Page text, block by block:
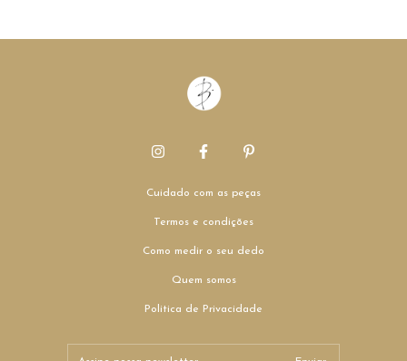
Cuidado com as peças
Termos e condições
Como medir o seu dedo
Quem somos
Politica de Privacidade